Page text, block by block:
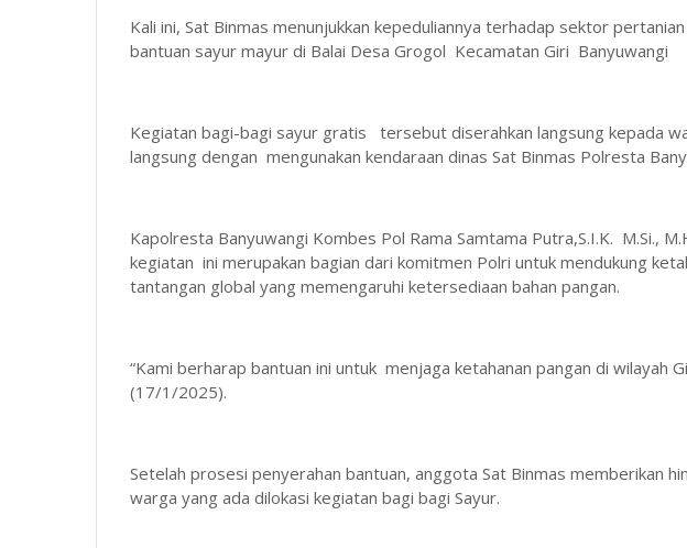
Kali ini, Sat Binmas menunjukkan kepeduliannya terhadap sektor
bantuan sayur mayur di Balai Desa Grogol Kecamatan Giri Banyuwangi
Kegiatan bagi-bagi sayur gratis tersebut diserahkan langsung kepada
langsung dengan mengunakan kendaraan dinas Sat Binmas Polresta
Kapolresta Banyuwangi Kombes Pol Rama Samtama Putra,S.I.K. M.Si.,
kegiatan ini merupakan bagian dari komitmen Polri untuk mendukung
tantangan global yang memengaruhi ketersediaan bahan pangan.
“Kami berharap bantuan ini untuk menjaga ketahanan pangan di wilayah
(17/1/2025).
Setelah prosesi penyerahan bantuan, anggota Sat Binmas memberikan
warga yang ada dilokasi kegiatan bagi bagi Sayur.